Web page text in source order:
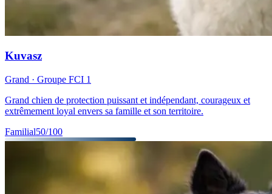
Kuvasz
Grand · Groupe FCI 1
Grand chien de protection puissant et indépendant, courageux et
extrêmement loyal envers sa famille et son territoire.
Familial50/100